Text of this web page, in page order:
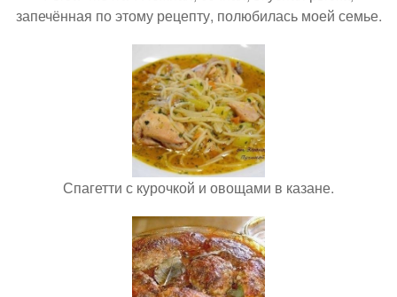
запечённая по этому рецепту, полюбилась моей семье.
Спагетти с курочкой и овощами в казане.